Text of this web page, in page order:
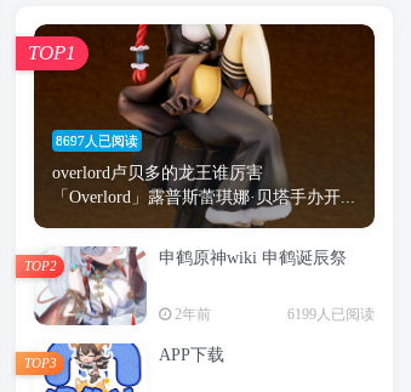
8697人已阅读
overlord卢贝多的龙王谁厉害
「Overlord」露普斯蕾琪娜·贝塔手办开...
TOP1
申鹤原神wiki 申鹤诞辰祭
2年前 6199人已阅读
TOP2
APP下载
TOP3
时间 秘密 手机 海贼王
鬼灭 捆绑 萝莉
间谍过家家 忍者 高木
进击的巨人 高岭
8697人已阅读
TOP1